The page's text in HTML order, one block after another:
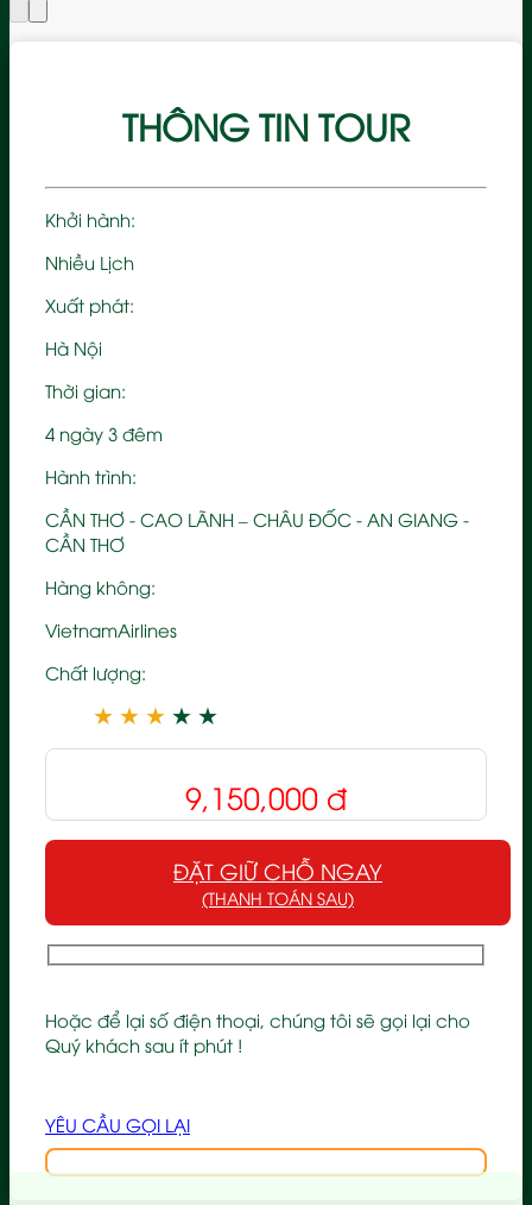
THÔNG TIN TOUR
Khởi hành:
Nhiều Lịch
Xuất phát:
Hà Nội
Thời gian:
4 ngày 3 đêm
Hành trình:
CẦN THƠ - CAO LÃNH – CHÂU ĐỐC - AN GIANG -
CẦN THƠ
Hàng không:
VietnamAirlines
Chất lượng:
★ ★ ★ ★ ★
9,150,000 đ
ĐẶT GIỮ CHỖ NGAY
(THANH TOÁN SAU)
Hoặc để lại số điện thoại, chúng tôi sẽ gọi lại cho
Quý khách sau ít phút !
YÊU CẦU GỌI LẠI